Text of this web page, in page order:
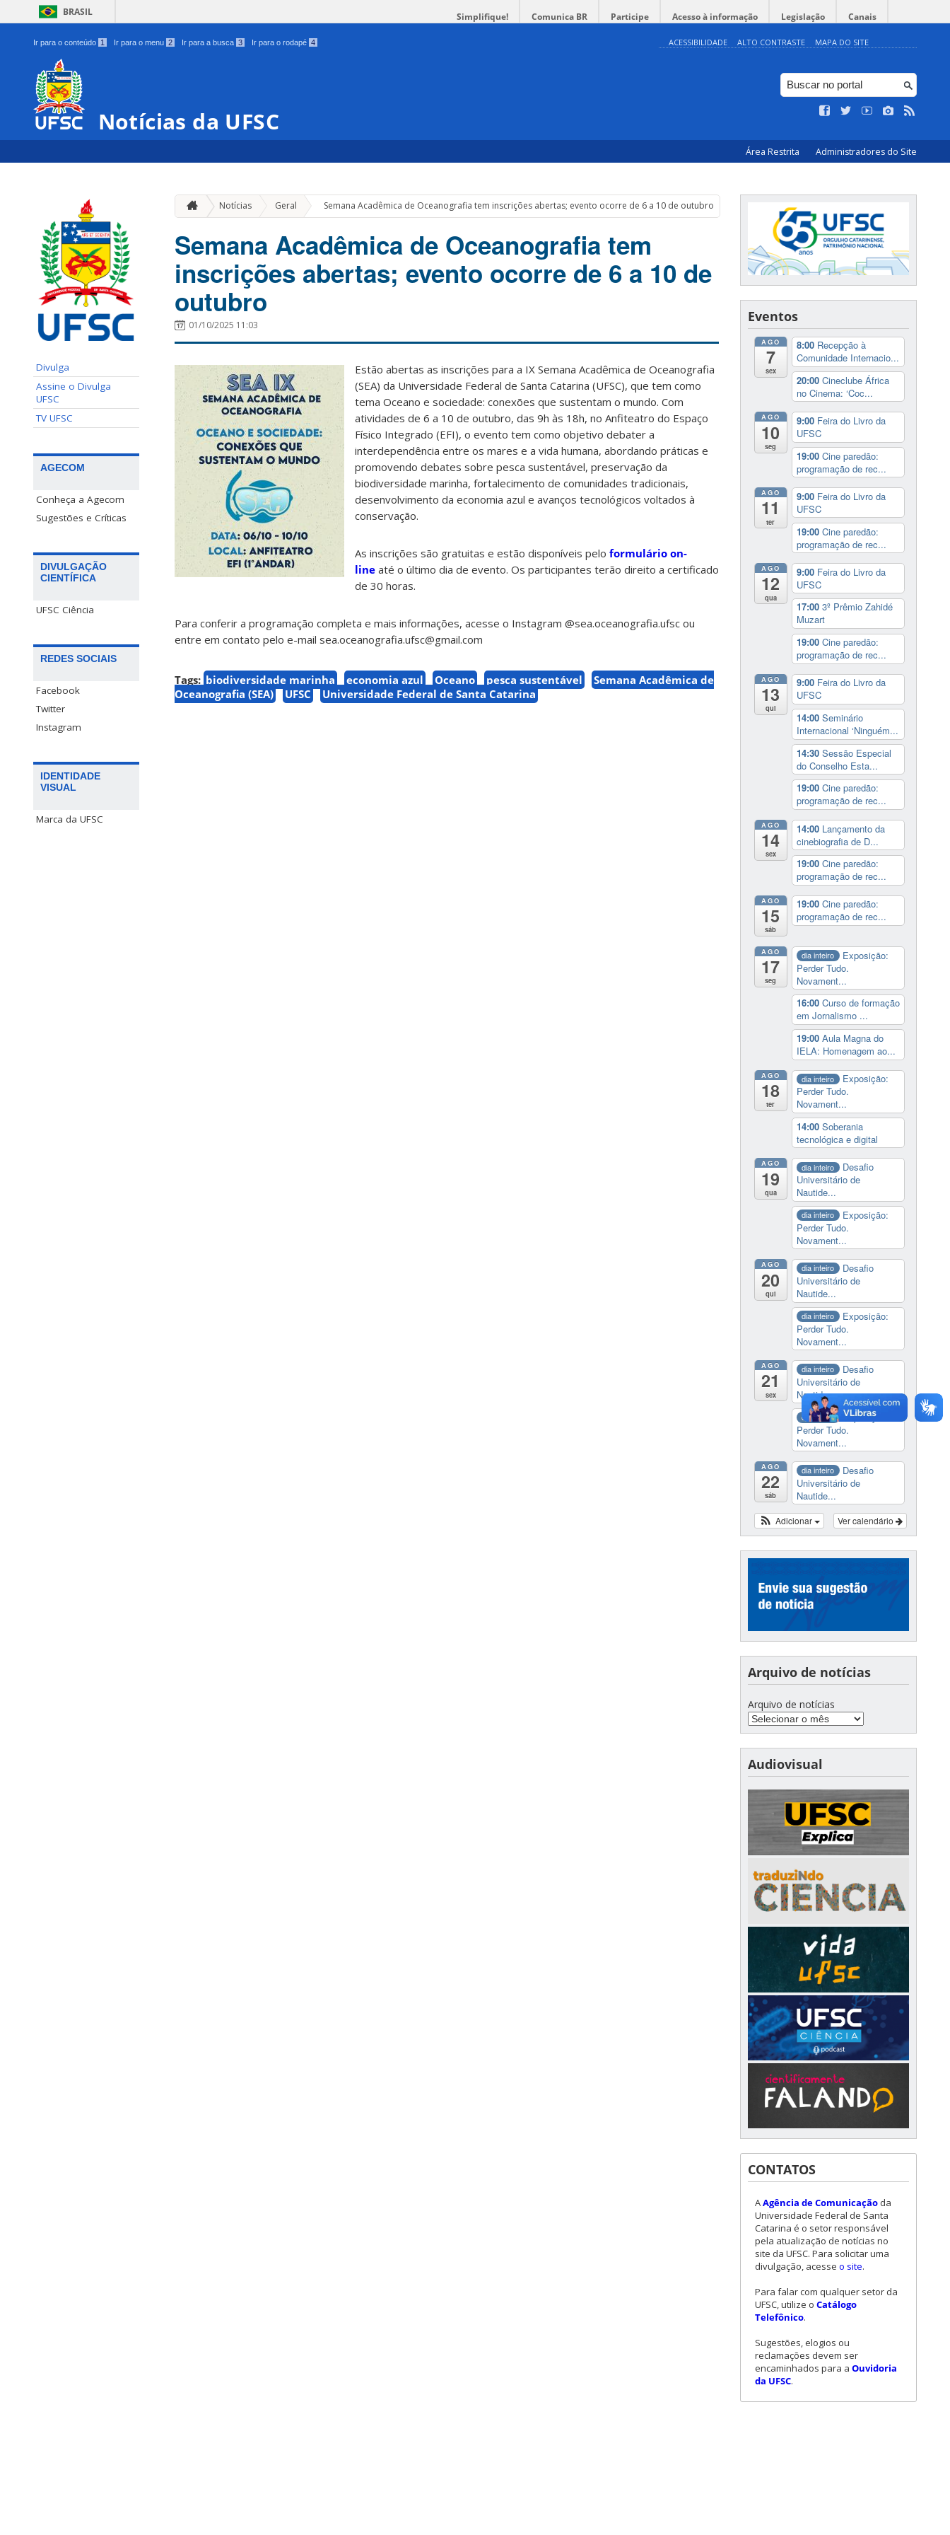
BRASIL Simplifique! Comunica BR Participe Acesso à informação Legislação Canais
Ir para o conteúdo 1 Ir para o menu 2 Ir para a busca 3 Ir para o rodapé 4 ACESSIBILIDADE ALTO CONTRASTE MAPA DO SITE
Notícias da UFSC
Área Restrita Administradores do Site
Divulga
Assine o Divulga
UFSC
TV UFSC
AGECOM
Conheça a Agecom
Sugestões e Críticas
DIVULGAÇÃO
CIENTÍFICA
UFSC Ciência
REDES SOCIAIS
Facebook
Twitter
Instagram
IDENTIDADE
VISUAL
Marca da UFSC
Notícias Geral » Semana Acadêmica de Oceanografia tem inscrições abertas; evento ocorre de 6 a 10 de outubro
Semana Acadêmica de Oceanografia tem
inscrições abertas; evento ocorre de 6 a 10 de
outubro
01/10/2025 11:03
Estão abertas as inscrições para a IX Semana Acadêmica de Oceanografia
(SEA) da Universidade Federal de Santa Catarina (UFSC), que tem como
tema Oceano e sociedade: conexões que sustentam o mundo. Com
atividades de 6 a 10 de outubro, das 9h às 18h, no Anfiteatro do Espaço
Físico Integrado (EFI), o evento tem como objetivo debater a
interdependência entre os mares e a vida humana, abordando práticas e
promovendo debates sobre pesca sustentável, preservação da
biodiversidade marinha, fortalecimento de comunidades tradicionais,
desenvolvimento da economia azul e avanços tecnológicos voltados à
conservação.
As inscrições são gratuitas e estão disponíveis pelo formulário on-
line até o último dia de evento. Os participantes terão direito a certificado
de 30 horas.
Para conferir a programação completa e mais informações, acesse o Instagram @sea.oceanografia.ufsc ou
entre em contato pelo e-mail sea.oceanografia.ufsc@gmail.com
Tags: biodiversidade marinha economia azul Oceano pesca sustentável
Semana Acadêmica de
Oceanografia (SEA)
UFSC Universidade Federal de Santa Catarina
Eventos
AGO
7
sex
8:00 Recepção à
Comunidade Internacio...
20:00 Cineclube África
no Cinema: ‘Coc...
AGO
10
seg
9:00 Feira do Livro da
UFSC
19:00 Cine paredão:
programação de rec...
AGO
11
ter
9:00 Feira do Livro da
UFSC
19:00 Cine paredão:
programação de rec...
AGO
12
qua
9:00 Feira do Livro da
UFSC
17:00 3º Prêmio Zahidé
Muzart
19:00 Cine paredão:
programação de rec...
AGO
13
qui
9:00 Feira do Livro da
UFSC
14:00 Seminário
Internacional ‘Ninguém...
14:30 Sessão Especial
do Conselho Esta...
19:00 Cine paredão:
programação de rec...
AGO
14
sex
14:00 Lançamento da
cinebiografia de D...
19:00 Cine paredão:
programação de rec...
AGO
15
sáb
19:00 Cine paredão:
programação de rec...
AGO
17
seg
dia inteiro
Exposição:
Perder Tudo.
Novament...
16:00 Curso de formação
em Jornalismo ...
19:00 Aula Magna do
IELA: Homenagem ao...
AGO
18
ter
dia inteiro
Exposição:
Perder Tudo.
Novament...
14:00 Soberania
tecnológica e digital
AGO
19
qua
dia inteiro
Desafio
Universitário de
Nautide...
dia inteiro
Exposição:
Perder Tudo.
Novament...
AGO
20
qui
dia inteiro
Desafio
Universitário de
Nautide...
dia inteiro
Exposição:
Perder Tudo.
Novament...
AGO
21
sex
dia inteiro
Desafio
Universitário de
Nautide...
dia inteiro
Exposição:
Perder Tudo.
Novament...
AGO
22
sáb
dia inteiro
Desafio
Universitário de
Nautide...
Ver calendário
Adicionar
Arquivo de notícias
Arquivo de notícias
Audiovisual
CONTATOS
AAgência de Comunicação da
Universidade Federal de Santa
Catarina é o setor responsável
pela atualização de notícias no
site da UFSC. Para solicitar uma
divulgação, acesse o site.
Para falar com qualquer setor da
UFSC, utilize o Catálogo
Telefônico.
Sugestões, elogios ou
reclamações devem ser
encaminhados para a Ouvidoria
da UFSC.